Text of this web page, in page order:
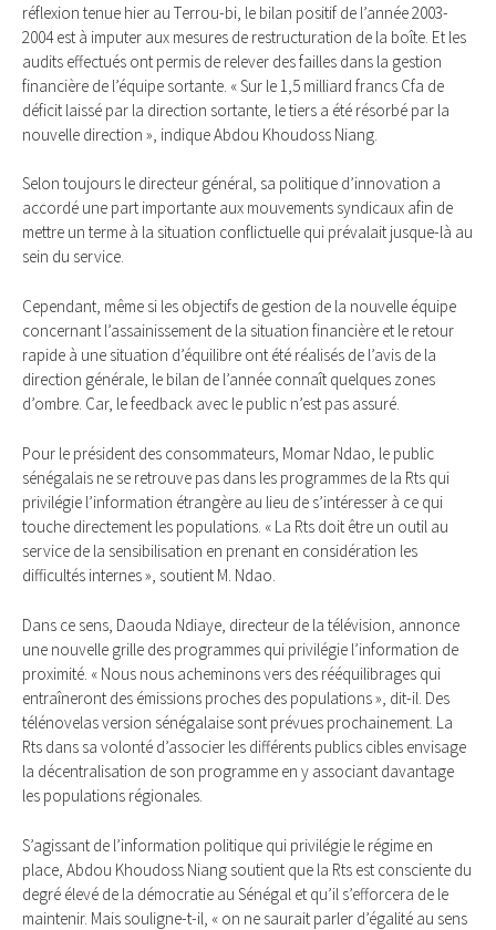
réflexion tenue hier au Terrou-bi, le bilan positif de l’année 2003-
2004 est à imputer aux mesures de restructuration de la boîte. Et les
audits effectués ont permis de relever des failles dans la gestion
financière de l’équipe sortante. « Sur le 1,5 milliard francs Cfa de
déficit laissé par la direction sortante, le tiers a été résorbé par la
nouvelle direction », indique Abdou Khoudoss Niang.
Selon toujours le directeur général, sa politique d’innovation a
accordé une part importante aux mouvements syndicaux afin de
mettre un terme à la situation conflictuelle qui prévalait jusque-là au
sein du service.
Cependant, même si les objectifs de gestion de la nouvelle équipe
concernant l’assainissement de la situation financière et le retour
rapide à une situation d’équilibre ont été réalisés de l’avis de la
direction générale, le bilan de l’année connaît quelques zones
d’ombre. Car, le feedback avec le public n’est pas assuré.
Pour le président des consommateurs, Momar Ndao, le public
sénégalais ne se retrouve pas dans les programmes de la Rts qui
privilégie l’information étrangère au lieu de s’intéresser à ce qui
touche directement les populations. « La Rts doit être un outil au
service de la sensibilisation en prenant en considération les
difficultés internes », soutient M. Ndao.
Dans ce sens, Daouda Ndiaye, directeur de la télévision, annonce
une nouvelle grille des programmes qui privilégie l’information de
proximité. « Nous nous acheminons vers des rééquilibrages qui
entraîneront des émissions proches des populations », dit-il. Des
télénovelas version sénégalaise sont prévues prochainement. La
Rts dans sa volonté d’associer les différents publics cibles envisage
la décentralisation de son programme en y associant davantage
les populations régionales.
S’agissant de l’information politique qui privilégie le régime en
place, Abdou Khoudoss Niang soutient que la Rts est consciente du
degré élevé de la démocratie au Sénégal et qu’il s’efforcera de le
maintenir. Mais souligne-t-il, « on ne saurait parler d’égalité au sens